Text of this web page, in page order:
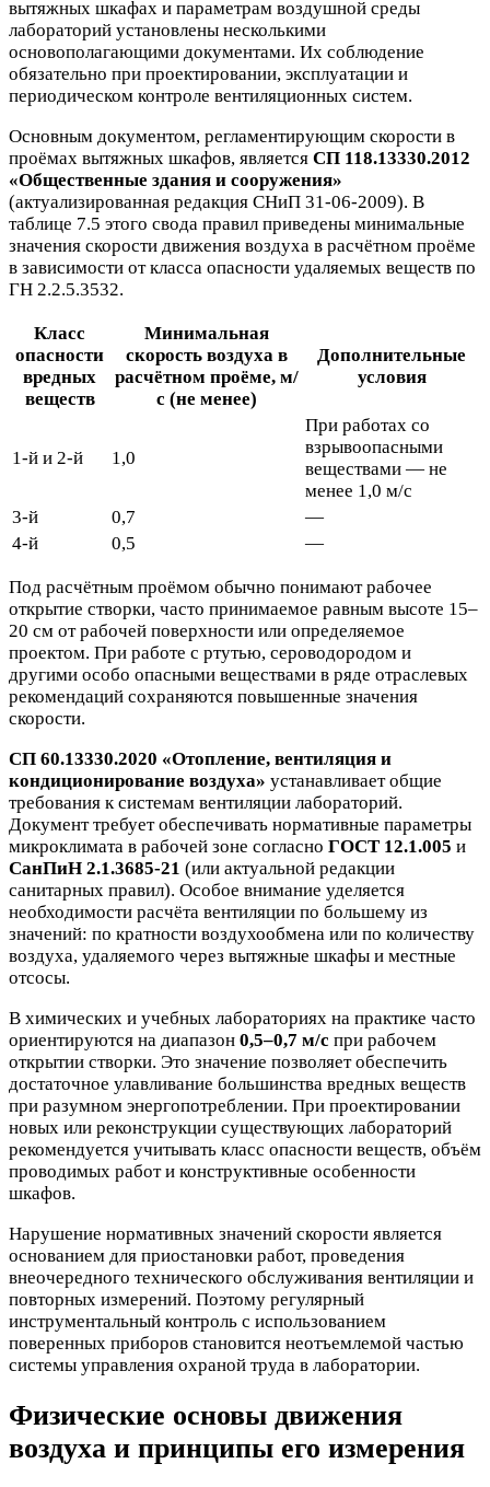
вытяжных шкафах и параметрам воздушной среды
лабораторий установлены несколькими
основополагающими документами. Их соблюдение
обязательно при проектировании, эксплуатации и
периодическом контроле вентиляционных систем.
Основным документом, регламентирующим скорости в
проёмах вытяжных шкафов, является СП 118.13330.2012
«Общественные здания и сооружения»
(актуализированная редакция СНиП 31-06-2009). В
таблице 7.5 этого свода правил приведены минимальные
значения скорости движения воздуха в расчётном проёме
в зависимости от класса опасности удаляемых веществ по
ГН 2.2.5.3532.
Класс
опасности
вредных
веществ
Минимальная
скорость воздуха в
расчётном проёме, м/
с (не менее)
Дополнительные
условия
1-й и 2-й 1,0
При работах со
взрывоопасными
веществами — не
менее 1,0 м/с
3-й
0,7
—
4-й
0,5 —
Под расчётным проёмом обычно понимают рабочее
открытие створки, часто принимаемое равным высоте 15–
20 см от рабочей поверхности или определяемое
проектом. При работе с ртутью, сероводородом и
другими особо опасными веществами в ряде отраслевых
рекомендаций сохраняются повышенные значения
скорости.
СП 60.13330.2020 «Отопление, вентиляция и
кондиционирование воздуха» устанавливает общие
требования к системам вентиляции лабораторий.
Документ требует обеспечивать нормативные параметры
микроклимата в рабочей зоне согласно ГОСТ 12.1.005 и
СанПиН 2.1.3685-21 (или актуальной редакции
санитарных правил). Особое внимание уделяется
необходимости расчёта вентиляции по большему из
значений: по кратности воздухообмена или по количеству
воздуха, удаляемого через вытяжные шкафы и местные
отсосы.
В химических и учебных лабораториях на практике часто
ориентируются на диапазон 0,5–0,7 м/с при рабочем
открытии створки. Это значение позволяет обеспечить
достаточное улавливание большинства вредных веществ
при разумном энергопотреблении. При проектировании
новых или реконструкции существующих лабораторий
рекомендуется учитывать класс опасности веществ, объём
проводимых работ и конструктивные особенности
шкафов.
Нарушение нормативных значений скорости является
основанием для приостановки работ, проведения
внеочередного технического обслуживания вентиляции и
повторных измерений. Поэтому регулярный
инструментальный контроль с использованием
поверенных приборов становится неотъемлемой частью
системы управления охраной труда в лаборатории.
Физические основы движения
воздуха и принципы его измерения